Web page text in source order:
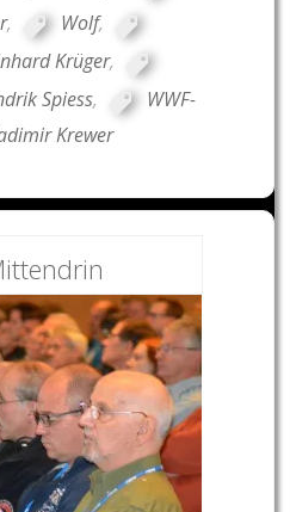
, Wolf,
Krüger,
Spiess,
WWF-
Krewer